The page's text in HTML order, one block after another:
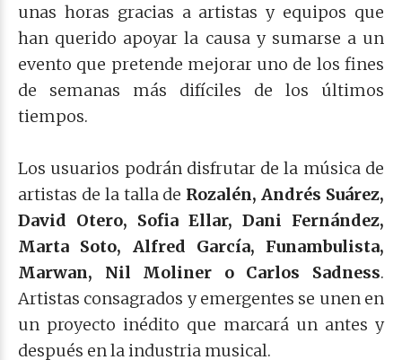
unas horas gracias a artistas y equipos que
han querido apoyar la causa y sumarse a un
evento que pretende mejorar uno de los fines
de semanas más difíciles de los últimos
tiempos.
Los usuarios podrán disfrutar de la música de
artistas de la talla de Rozalén, Andrés Suárez,
David Otero, Sofia Ellar, Dani Fernández,
Marta Soto, Alfred García, Funambulista,
Marwan, Nil Moliner o Carlos Sadness.
Artistas consagrados y emergentes se unen en
un proyecto inédito que marcará un antes y
después en la industria musical.